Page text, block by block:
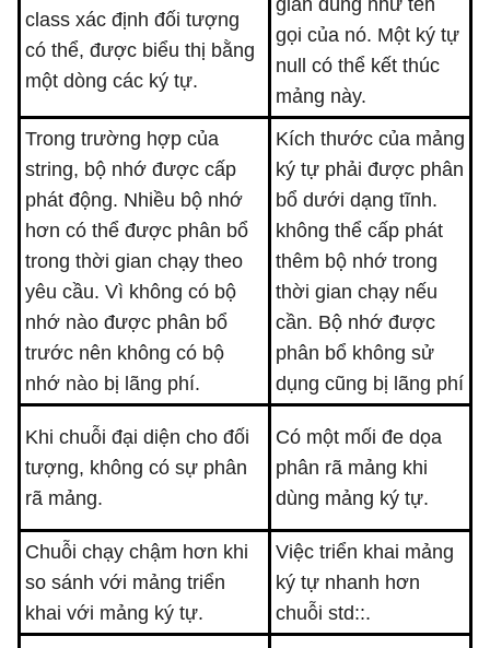
class xác định đối tượng
có thể, được biểu thị bằng
một dòng các ký tự.
gọi của nó. Một ký tự
null có thể kết thúc
mảng này.
Trong trường hợp của
string, bộ nhớ được cấp
phát động. Nhiều bộ nhớ
hơn có thể được phân bổ
trong thời gian chạy theo
yêu cầu. Vì không có bộ
nhớ nào được phân bổ
trước nên không có bộ
nhớ nào bị lãng phí.
Kích thước của mảng
ký tự phải được phân
bổ dưới dạng tĩnh.
không thể cấp phát
thêm bộ nhớ trong
thời gian chạy nếu
cần. Bộ nhớ được
phân bổ không sử
dụng cũng bị lãng phí
Khi chuỗi đại diện cho đối
tượng, không có sự phân
rã mảng.
Có một mối đe dọa
phân rã mảng khi
dùng mảng ký tự.
Chuỗi chạy chậm hơn khi
so sánh với mảng triển
khai với mảng ký tự.
Việc triển khai mảng
ký tự nhanh hơn
chuỗi std::.